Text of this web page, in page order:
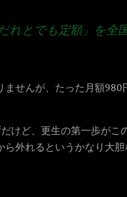
れとでも定額」を全
せんが、たった月額980
けど、更生の第一歩がこ
外れるというかなり大胆